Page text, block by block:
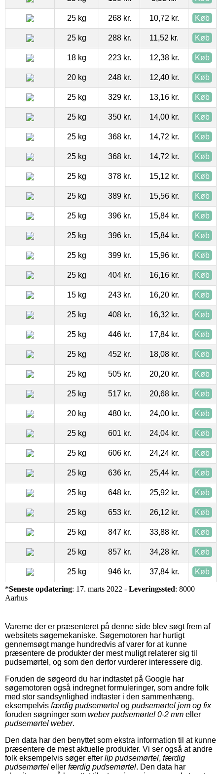
25 kg 268 kr. 10,72 kr. Køb
25 kg 288 kr. 11,52 kr. Køb
18 kg 223 kr. 12,38 kr. Køb
20 kg 248 kr. 12,40 kr. Køb
25 kg 329 kr. 13,16 kr. Køb
25 kg 350 kr. 14,00 kr. Køb
25 kg 368 kr. 14,72 kr. Køb
25 kg 368 kr. 14,72 kr. Køb
25 kg 378 kr. 15,12 kr. Køb
25 kg 389 kr. 15,56 kr. Køb
25 kg 396 kr. 15,84 kr. Køb
25 kg 396 kr. 15,84 kr. Køb
25 kg 399 kr. 15,96 kr. Køb
25 kg 404 kr. 16,16 kr. Køb
15 kg 243 kr. 16,20 kr. Køb
25 kg 408 kr. 16,32 kr. Køb
25 kg 446 kr. 17,84 kr. Køb
25 kg 452 kr. 18,08 kr. Køb
25 kg 505 kr. 20,20 kr. Køb
25 kg 517 kr. 20,68 kr. Køb
20 kg 480 kr. 24,00 kr. Køb
25 kg 601 kr. 24,04 kr. Køb
25 kg 606 kr. 24,24 kr. Køb
25 kg 636 kr. 25,44 kr. Køb
25 kg 648 kr. 25,92 kr. Køb
25 kg 653 kr. 26,12 kr. Køb
25 kg 847 kr. 33,88 kr. Køb
25 kg 857 kr. 34,28 kr. Køb
25 kg 946 kr. 37,84 kr. Køb
*Seneste opdatering: 17. marts 2022 - Leveringssted: 8000
Aarhus
Varerne der er præsenteret på denne side blev søgt frem af
websitets søgemekaniske. Søgemotoren har hurtigt
gennemsøgt mange hundredvis af varer for at kunne
præsentere de produkter der mest muligt relaterer sig til
pudsemørtel, og som den derfor vurderer interessere dig.
Foruden de søgeord du har indtastet på Google har
søgemotoren også indregnet formuleringer, som andre folk
med stor sandsynlighed indtaster i den sammenhæng,
eksempelvis færdig pudsemørtel og pudsemørtel jem og fix
foruden søgninger som weber pudsemørtel 0-2 mm eller
pudsemørtel weber.
Den data har den benyttet som ekstra information til at kunne
præsentere de mest aktuelle produkter. Vi ser også at andre
folk eksempelvis søger efter lip pudsemørtel, færdig
pudsemørtel eller færdig pudsemørtel. Den data har